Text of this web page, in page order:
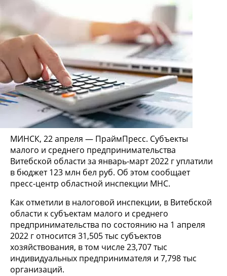
МИНСК, 22 апреля — ПраймПресс. Субъекты
малого и среднего предпринимательства
Витебской области за январь-март 2022 г уплатили
в бюджет 123 млн бел руб. Об этом сообщает
пресс-центр областной инспекции МНС.
Как отметили в налоговой инспекции, в Витебской
области к субъектам малого и среднего
предпринимательства по состоянию на 1 апреля
2022 г относится 31,505 тыс субъектов
хозяйствования, в том числе 23,707 тыс
индивидуальных предпринимателя и 7,798 тыс
организаций.